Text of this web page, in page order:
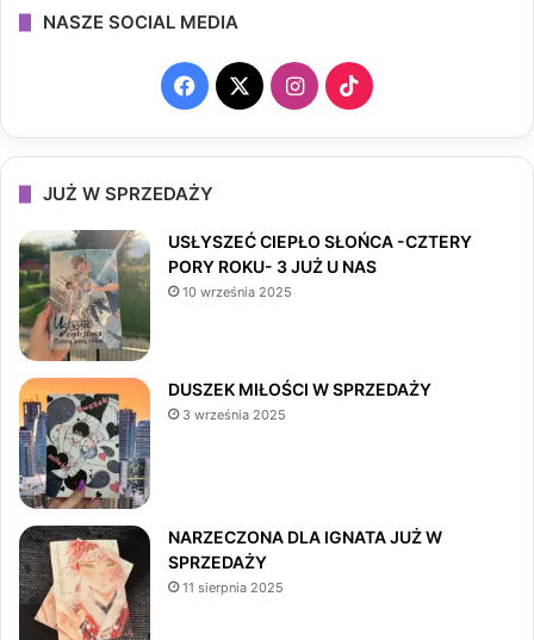
NASZE SOCIAL MEDIA
F
a
c
e
b
k
X
I
n
a
T
i
T
o
JUŻ W SPRZEDAŻY
USŁYSZEĆ CIEPŁO SŁOŃCA -CZTERY
PORY ROKU- 3 JUŻ U NAS
10 września 2025
DUSZEK MIŁOŚCI W SPRZEDAŻY
3 września 2025
NARZECZONA DLA IGNATA JUŻ W
SPRZEDAŻY
11 sierpnia 2025